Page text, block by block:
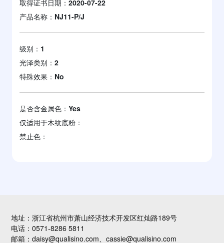
取得证书日期： 2020-07-22
产品名称： NJ11-P/J
级别： 1
光泽类别： 2
特殊效果： No
是否含金属色： Yes
仅适用于木纹底粉：
禁止色：
地址：浙江省杭州市萧山经济技术开发区红灿路189号
电话：0571-8286 5811
邮箱：daisy@qualisino.com、cassie@qualisino.com